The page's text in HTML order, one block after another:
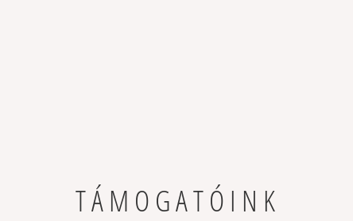
TÁMOGATÓINK